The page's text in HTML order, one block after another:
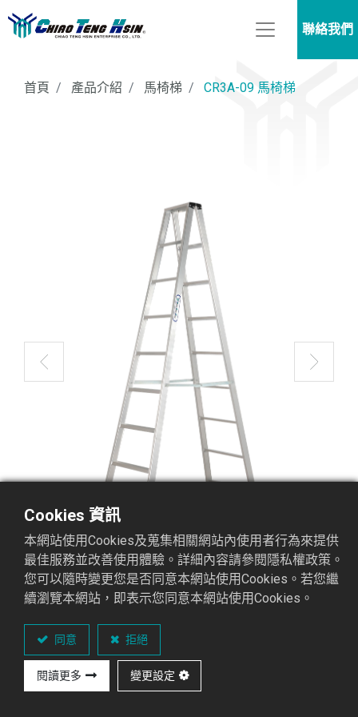
聯絡我們
首頁 產品介紹 馬椅梯 CR3A-09 馬椅梯
CR3A-09 馬椅梯
焊接梯CR3A系列
重點介紹
Cookies 資訊
本網站使用Cookies及蒐集相關網站內使用者行為來提供
最佳服務並改善使用體驗。詳細內容請參閱隱私權政策。
您可以隨時變更您是否同意本網站使用Cookies。若您繼
續瀏覽本網站，即表示您同意本網站使用Cookies。
同意 拒絕
閱讀更多 變更設定